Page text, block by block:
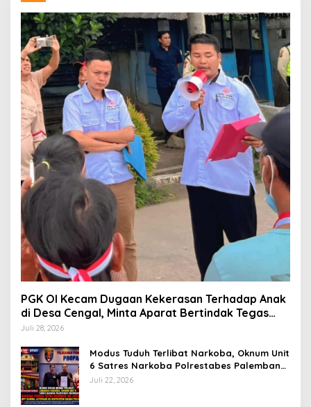
PGK OI Kecam Dugaan Kekerasan Terhadap Anak
di Desa Cengal, Minta Aparat Bertindak Tegas
Jika Terbukti
Juli 28, 2026
Modus Tuduh Terlibat Narkoba, Oknum Unit
6 Satres Narkoba Polrestabes Palembang
Diduga Peras Istri Korban Rp40 Juta, GPP
Juli 22, 2026